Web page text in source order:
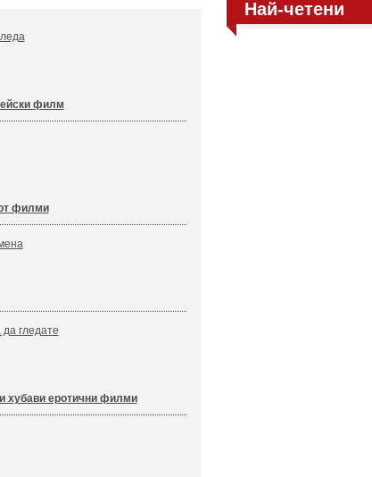
филм
филми
гледате
хубави еротични филми
Най-четени